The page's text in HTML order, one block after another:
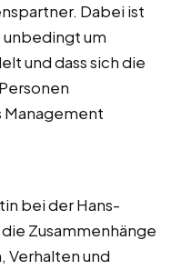
Dabei ist
unbedingt um
und dass sich die
Management
bei der Hans-
Zusammenhänge
und